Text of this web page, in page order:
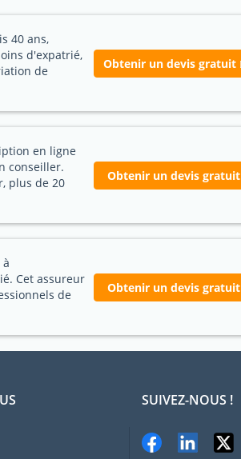
40 ans,
d'expatrié,
de
Obtenir un devis gratuit
en ligne
conseiller.
plus de 20
Obtenir un devis gratuit
Cet assureur
de
Obtenir un devis gratuit
SUIVEZ-NOUS !